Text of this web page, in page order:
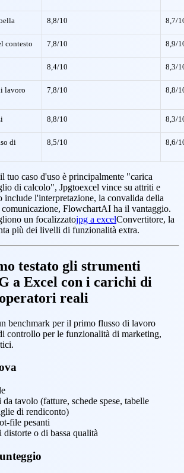
8,8/10 8,7/
contesto 7,8/10 8,9/
8,4/10 8,3/
lavoro
7,8/10 8,8/
8,8/10 8,3/
di
8,5/10 8,6/
tuo caso d'uso è principalmente "carica
di calcolo", Jpgtoexcel vince su attriti e
include l'interpretazione, la convalida della
FlowchartAI ha il vantaggio.
un focalizzatojpg a excelConvertitore, la
più dei livelli di funzionalità extra.
testato gli strumenti
a Excel con i carichi di
reali
benchmark per il primo flusso di lavoro
controllo per le funzionalità di marketing,
tavolo (fatture, schede spese, tabelle
di rendiconto)
file pesanti
distorte o di bassa qualità